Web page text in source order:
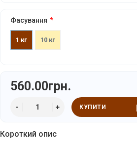
Фасування
1 кг 10 кг
560.00грн.
КУПИТИ
Короткий опис